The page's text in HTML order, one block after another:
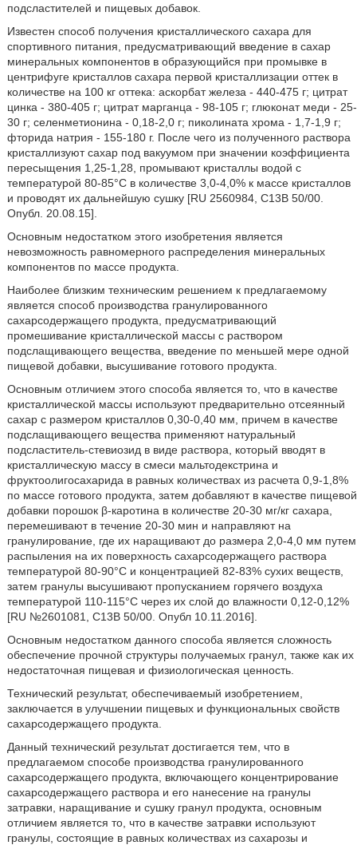
подсластителей и пищевых добавок.
Известен способ получения кристаллического сахара для
спортивного питания, предусматривающий введение в сахар
минеральных компонентов в образующийся при промывке в
центрифуге кристаллов сахара первой кристаллизации оттек в
количестве на 100 кг оттека: аскорбат железа - 440-475 г; цитрат
цинка - 380-405 г; цитрат марганца - 98-105 г; глюконат меди - 25-
30 г; селенметионина - 0,18-2,0 г; пиколината хрома - 1,7-1,9 г;
фторида натрия - 155-180 г. После чего из полученного раствора
кристаллизуют сахар под вакуумом при значении коэффициента
пересыщения 1,25-1,28, промывают кристаллы водой с
температурой 80-85°С в количестве 3,0-4,0% к массе кристаллов
и проводят их дальнейшую сушку [RU 2560984, С13В 50/00.
Опубл. 20.08.15].
Основным недостатком этого изобретения является
невозможность равномерного распределения минеральных
компонентов по массе продукта.
Наиболее близким техническим решением к предлагаемому
является способ производства гранулированного
сахарсодержащего продукта, предусматривающий
промешивание кристаллической массы с раствором
подслащивающего вещества, введение по меньшей мере одной
пищевой добавки, высушивание готового продукта.
Основным отличием этого способа является то, что в качестве
кристаллической массы используют предварительно отсеянный
сахар с размером кристаллов 0,30-0,40 мм, причем в качестве
подслащивающего вещества применяют натуральный
подсластитель-стевиозид в виде раствора, который вводят в
кристаллическую массу в смеси мальтодекстрина и
фруктоолигосахарида в равных количествах из расчета 0,9-1,8%
по массе готового продукта, затем добавляют в качестве пищевой
добавки порошок β-каротина в количестве 20-30 мг/кг сахара,
перемешивают в течение 20-30 мин и направляют на
гранулирование, где их наращивают до размера 2,0-4,0 мм путем
распыления на их поверхность сахарсодержащего раствора
температурой 80-90°С и концентрацией 82-83% сухих веществ,
затем гранулы высушивают пропусканием горячего воздуха
температурой 110-115°С через их слой до влажности 0,12-0,12%
[RU №2601081, С13В 50/00. Опубл 10.11.2016].
Основным недостатком данного способа является сложность
обеспечение прочной структуры получаемых гранул, также как их
недостаточная пищевая и физиологическая ценность.
Технический результат, обеспечиваемый изобретением,
заключается в улучшении пищевых и функциональных свойств
сахарсодержащего продукта.
Данный технический результат достигается тем, что в
предлагаемом способе производства гранулированного
сахарсодержащего продукта, включающего концентрирование
сахарсодержащего раствора и его нанесение на гранулы
затравки, наращивание и сушку гранул продукта, основным
отличием является то, что в качестве затравки используют
гранулы, состоящие в равных количествах из сахарозы и